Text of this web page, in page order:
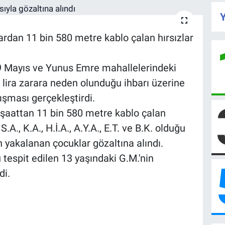
11 bin 580 metre kablo çalan hırsızlar
ve Yunus Emre mahallelerindeki
zarara neden olunduğu ihbarı üzerine
gerçekleştirdi.
11 bin 580 metre kablo çalan
K.A., H.İ.A., A.Y.A., E.T. ve B.K. olduğu
çocuklar gözaltına alındı.
tespit edilen 13 yaşındaki G.M.'nin